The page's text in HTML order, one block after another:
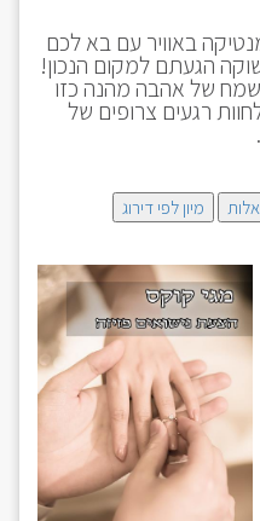
באוויר עם בא לכם
הגעתם למקום הנכון!
של אהבה מהנה כזו
רגעים צרופים של
מיון לפי דירוג